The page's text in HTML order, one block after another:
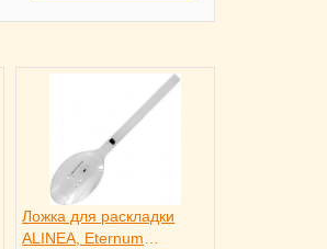
Ложка для раскладки
ALINEA, Eternum